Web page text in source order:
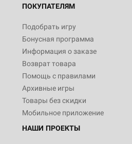
ПОКУПАТЕЛЯМ
Подобрать игру
Бонусная программа
Информация о заказе
Возврат товара
Помощь с правилами
Архивные игры
Товары без скидки
Мобильное приложение
НАШИ ПРОЕКТЫ